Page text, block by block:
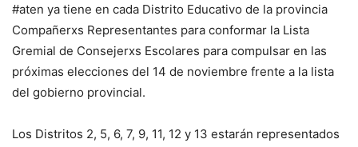
#aten ya tiene en cada Distrito Educativo de la provincia
Compañerxs Representantes para conformar la Lista
Gremial de Consejerxs Escolares para compulsar en las
próximas elecciones del 14 de noviembre frente a la lista
del gobierno provincial.
Los Distritos 2, 5, 6, 7, 9, 11, 12 y 13 estarán representados